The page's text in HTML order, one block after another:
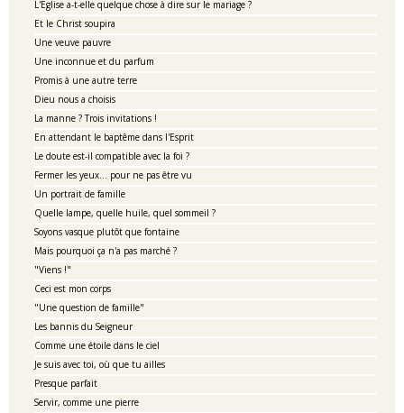
L'Eglise a-t-elle quelque chose à dire sur le mariage ?
Et le Christ soupira
Une veuve pauvre
Une inconnue et du parfum
Promis à une autre terre
Dieu nous a choisis
La manne ? Trois invitations !
En attendant le baptême dans l'Esprit
Le doute est-il compatible avec la foi ?
Fermer les yeux... pour ne pas être vu
Un portrait de famille
Quelle lampe, quelle huile, quel sommeil ?
Soyons vasque plutôt que fontaine
Mais pourquoi ça n'a pas marché ?
"Viens !"
Ceci est mon corps
"Une question de famille"
Les bannis du Seigneur
Comme une étoile dans le ciel
Je suis avec toi, où que tu ailles
Presque parfait
Servir, comme une pierre